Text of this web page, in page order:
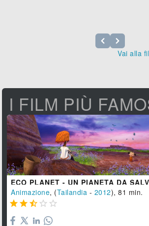
Vai alla
I FILM PIÙ
ECO PLANET - UN PIANETA DA
Animazione, (Tailandia - 2012), 81 min.
    